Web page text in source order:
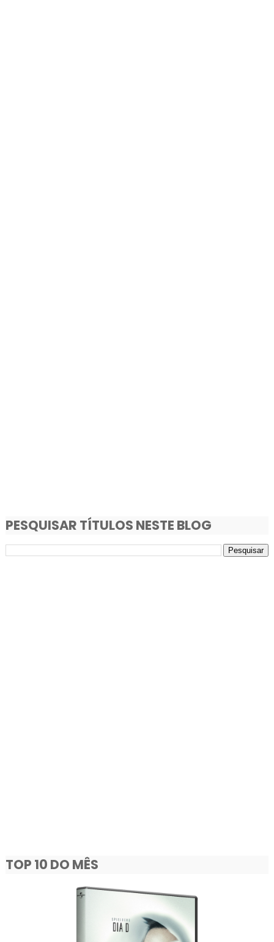
PESQUISAR TÍTULOS NESTE BLOG
TOP 10 DO MÊS